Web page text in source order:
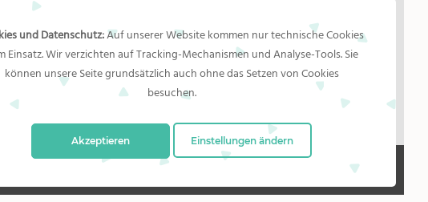
angezeigten Bilder
Händler
Das
von den
Datenschutzerklärung
und Datenschutz:Auf unserer Website kommen nur technische Cookies
Einsatz. Wir verzichten auf Tracking-Mechanismen und Analyse-Tools. Sie
können unsere Seite grundsätzlich auch ohne das Setzen von Cookies
besuchen.
Akzeptieren Einstellungen ändern